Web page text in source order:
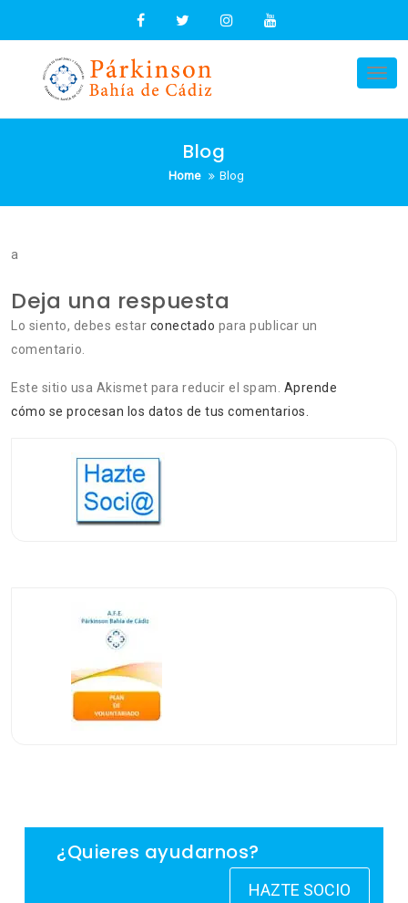
Blog
Home Blog
a
Deja una respuesta
Lo siento, debes estar conectado para publicar un
comentario.
Este sitio usa Akismet para reducir el spam. Aprende
cómo se procesan los datos de tus comentarios.
¿Quieres ayudarnos?
HAZTE SOCIO